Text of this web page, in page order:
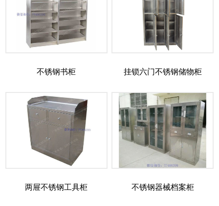
不锈钢书柜 挂锁六门不锈钢储物柜
两屉不锈钢工具柜 不锈钢器械档案柜